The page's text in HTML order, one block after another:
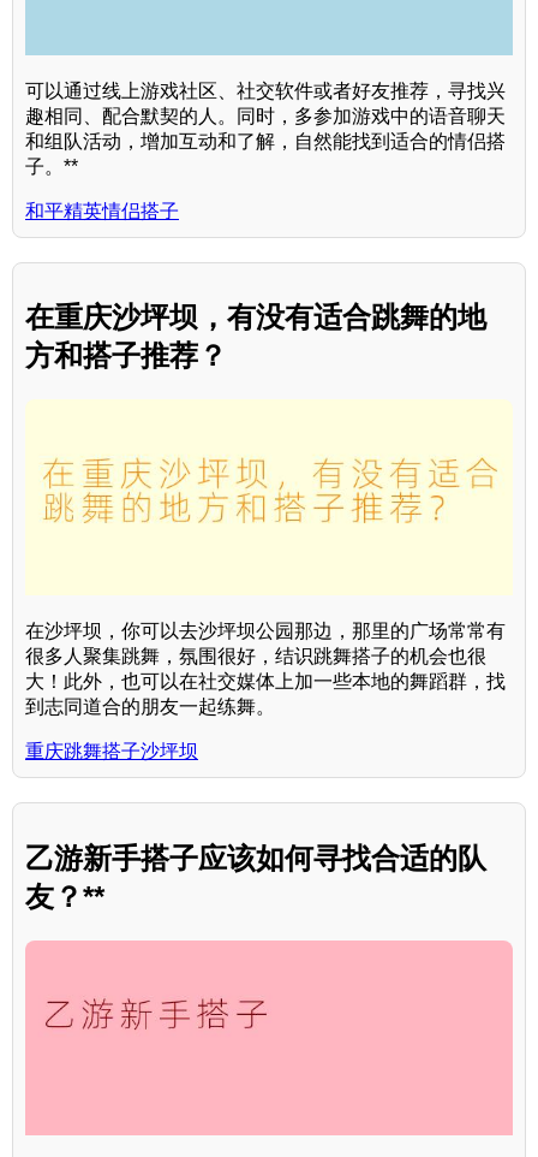
可以通过线上游戏社区、社交软件或者好友推荐，寻找兴
趣相同、配合默契的人。同时，多参加游戏中的语音聊天
和组队活动，增加互动和了解，自然能找到适合的情侣搭
子。**
和平精英情侣搭子
在重庆沙坪坝，有没有适合跳舞的地
方和搭子推荐？
在沙坪坝，你可以去沙坪坝公园那边，那里的广场常常有
很多人聚集跳舞，氛围很好，结识跳舞搭子的机会也很
大！此外，也可以在社交媒体上加一些本地的舞蹈群，找
到志同道合的朋友一起练舞。
重庆跳舞搭子沙坪坝
乙游新手搭子应该如何寻找合适的队
友？**